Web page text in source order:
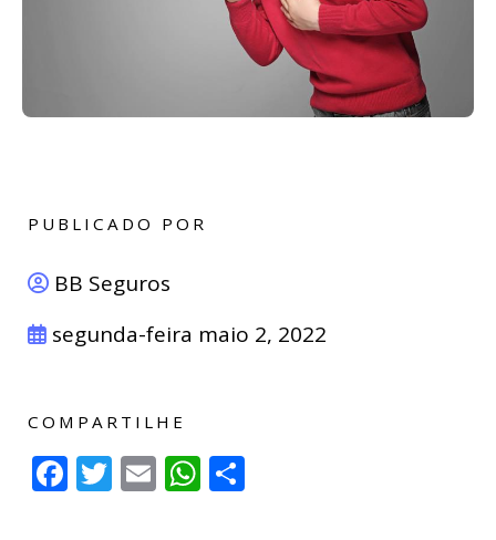
PUBLICADO POR
BB Seguros
segunda-feira maio 2, 2022
COMPARTILHE
Facebook
Twitter
EmailWhatsApp